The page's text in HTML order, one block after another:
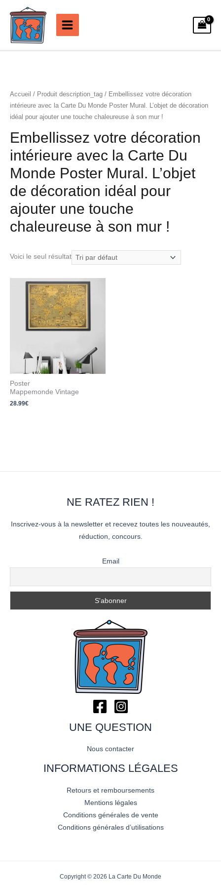
contenu
Accueil / Produit description_tag / Embellissez votre décoration
intérieure avec la Carte Du Monde Poster Mural. L’objet de décoration
idéal pour ajouter une touche chaleureuse à son mur !
Embellissez votre décoration
intérieure avec la Carte Du
Monde Poster Mural. L’objet
de décoration idéal pour
ajouter une touche
chaleureuse à son mur !
Voici le seul résultat
Poster
Mappemonde Vintage
28.99€
NE RATEZ RIEN !
Inscrivez-vous à la newsletter et recevez toutes les nouveautés,
réduction, concours.
Email
UNE QUESTION
Nous contacter
INFORMATIONS LÉGALES
Retours et remboursements
Mentions légales
Conditions générales de vente
Conditions générales d’utilisations
Copyright © 2026 La Carte Du Monde